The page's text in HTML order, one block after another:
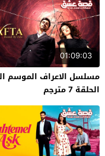
01:09:03
مسلسل الاعراف الموسم
الحلقة 7 مترجم